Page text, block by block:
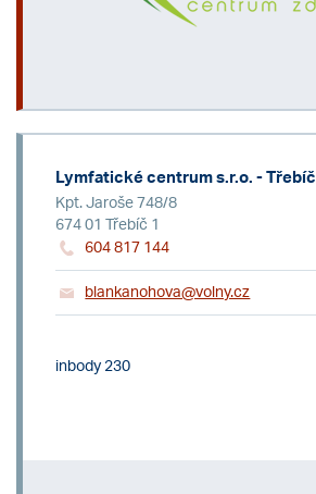
Lymfatické centrum s.r.o. - Třebíč
Kpt. Jaroše 748/8
674 01 Třebíč 1
604 817 144
blankanohova@volny.cz
inbody 230